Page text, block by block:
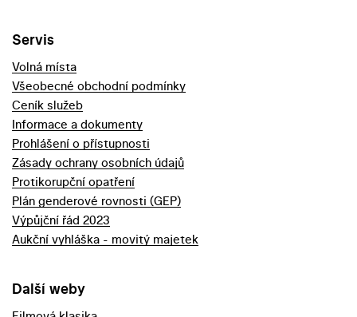
Servis
Volná místa
Všeobecné obchodní podmínky
Ceník služeb
Informace a dokumenty
Prohlášení o přístupnosti
Zásady ochrany osobních údajů
Protikorupční opatření
Plán genderové rovnosti (GEP)
Výpůjční řád 2023
Aukční vyhláška - movitý majetek
Další weby